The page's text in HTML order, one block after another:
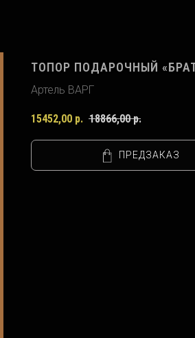
ТОПОР ПОДАРОЧНЫЙ
Артель ВАРГ
15452,00 р. 18866,00 р.